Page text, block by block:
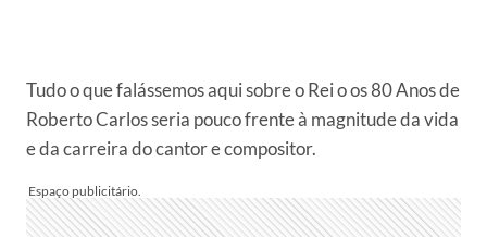
Tudo o que falássemos aqui sobre o Rei o os 80 Anos de
Roberto Carlos seria pouco frente à magnitude da vida
e da carreira do cantor e compositor.